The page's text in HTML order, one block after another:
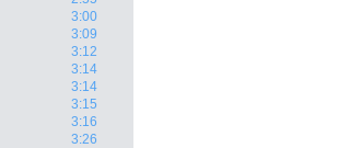
3:00
3:09
3:12
3:14
3:14
3:15
3:16
3:26